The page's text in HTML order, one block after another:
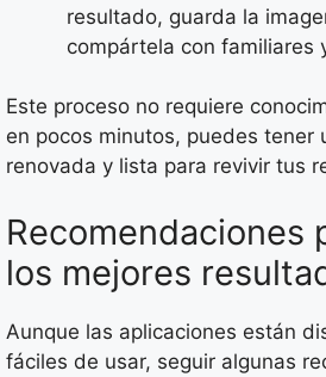
resultado, guarda la
compártela con familiares
Este proceso no requiere
en pocos minutos, puedes tener
renovada y lista para revivir tus
Recomendaciones
los mejores
Aunque las aplicaciones están
fáciles de usar, seguir algunas